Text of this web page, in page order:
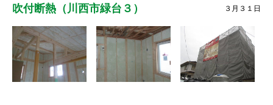
吹付断熱（川西市緑台３） ３月３１日